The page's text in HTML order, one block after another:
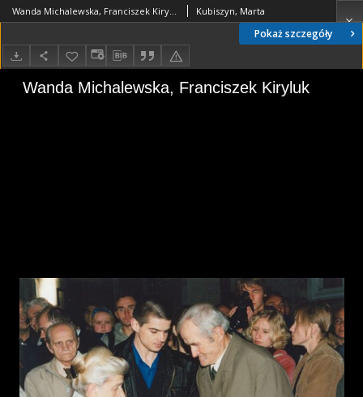
Pokaż szczegóły
Wanda Michalewska, Franciszek Kiryluk Kubiszyn, Marta